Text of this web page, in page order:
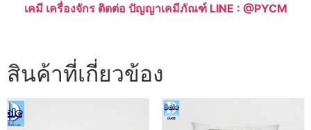
เคมี เครื่องจักร ติดต่อ ปัญญาเคมีภัณฑ์ LINE : @PYCM
สินค้าที่เกี่ยวข้อง